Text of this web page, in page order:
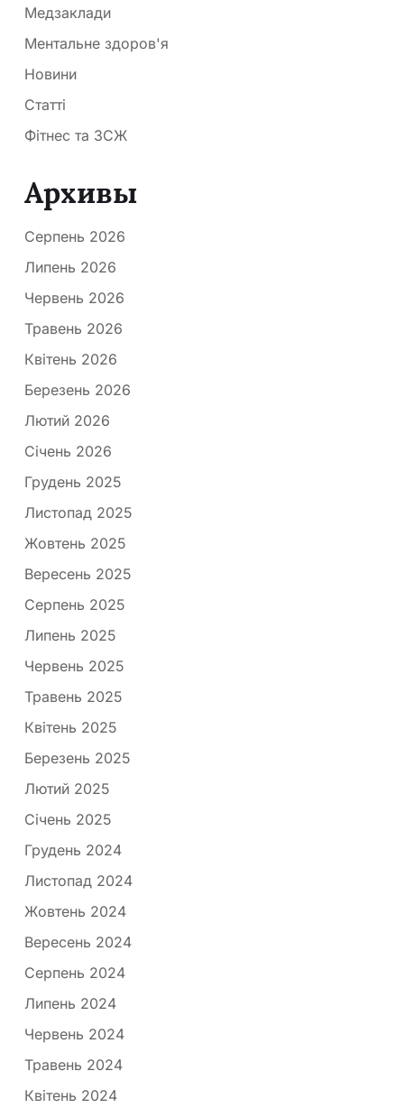
Медзаклади
Ментальне здоров'я
Новини
Статті
Фітнес та ЗСЖ
Архивы
Серпень 2026
Липень 2026
Червень 2026
Травень 2026
Квітень 2026
Березень 2026
Лютий 2026
Січень 2026
Грудень 2025
Листопад 2025
Жовтень 2025
Вересень 2025
Серпень 2025
Липень 2025
Червень 2025
Травень 2025
Квітень 2025
Березень 2025
Лютий 2025
Січень 2025
Грудень 2024
Листопад 2024
Жовтень 2024
Вересень 2024
Серпень 2024
Липень 2024
Червень 2024
Травень 2024
Квітень 2024